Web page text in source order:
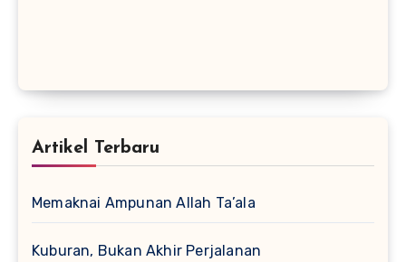
Artikel Terbaru
Memaknai Ampunan Allah Ta’ala
Kuburan, Bukan Akhir Perjalanan